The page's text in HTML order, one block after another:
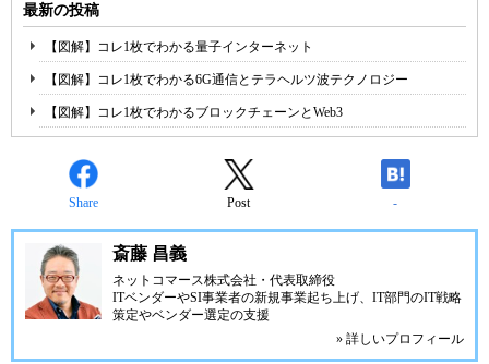
最新の投稿
【図解】コレ1枚でわかる量子インターネット
【図解】コレ1枚でわかる6G通信とテラヘルツ波テクノロジー
【図解】コレ1枚でわかるブロックチェーンとWeb3
Share Post -
斎藤 昌義
ネットコマース株式会社 ・代表取締役
ITベンダーやSI事業者の新規事業起ち上げ、IT部門のIT戦略
策定やベンダー選定の支援
» 詳しいプロフィール